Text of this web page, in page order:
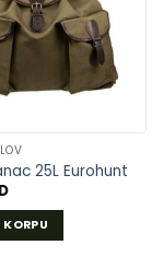
DODAJ
U
LISTU
ŽELJA
25L Eurohunt